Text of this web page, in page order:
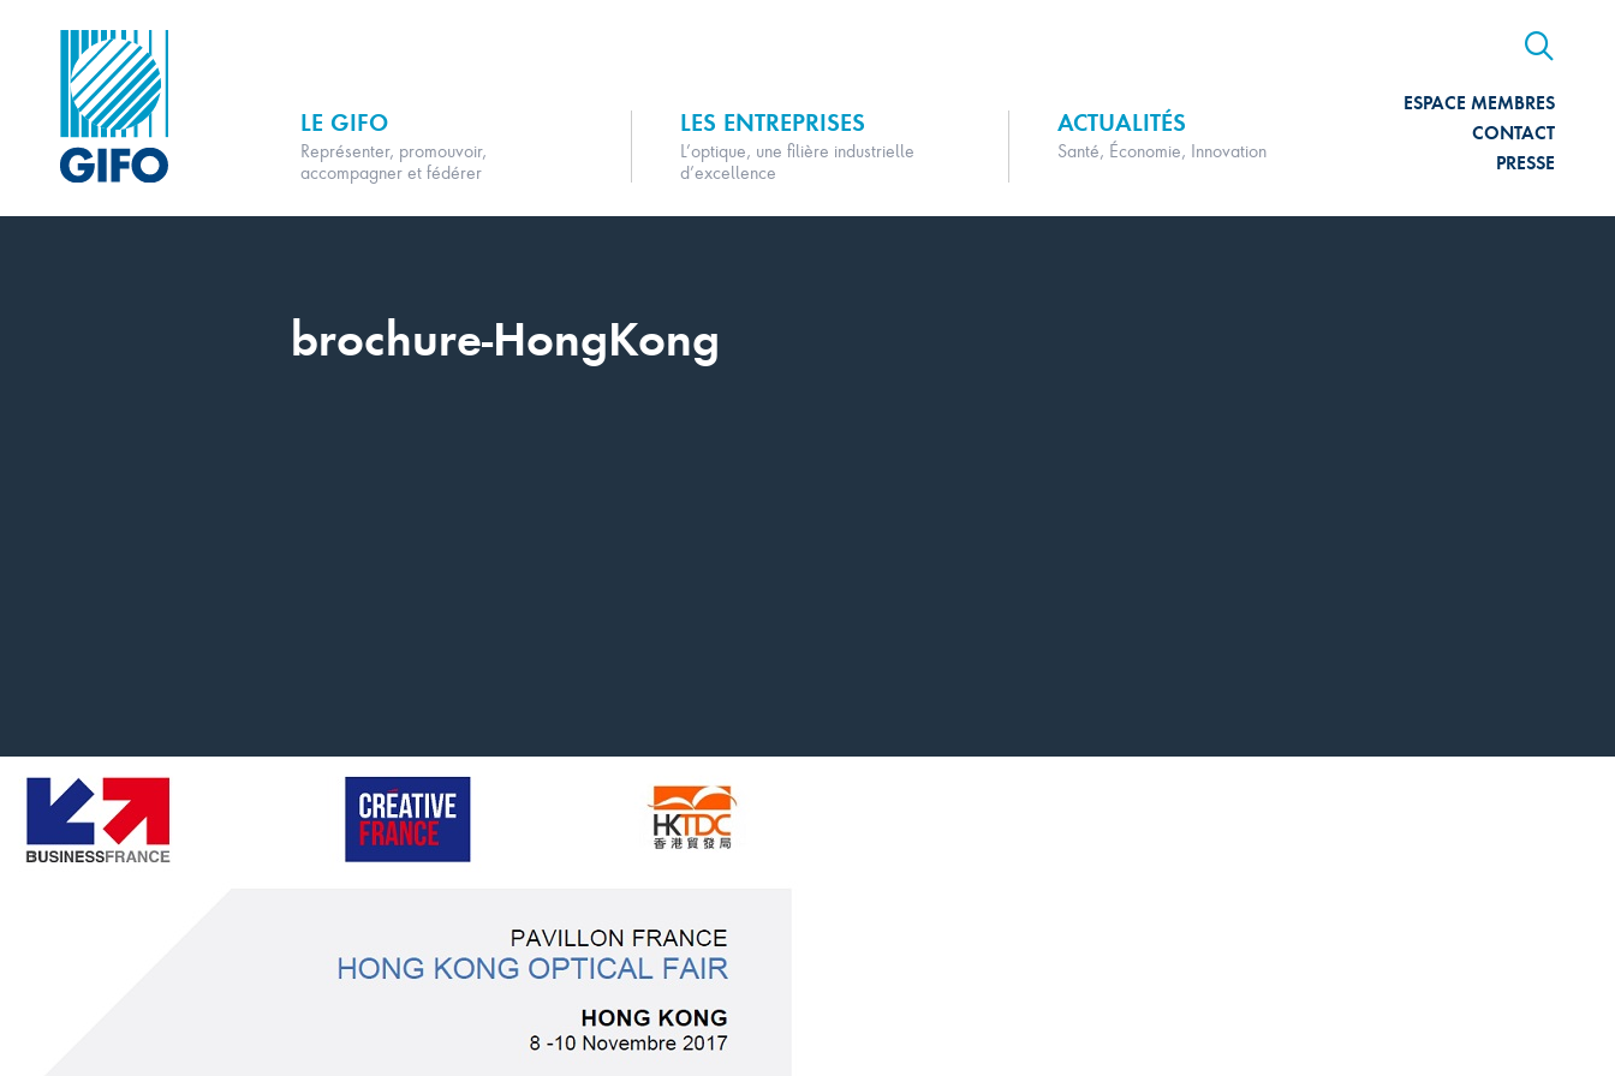
LE GIFO
Représenter, promouvoir,
accompagner et fédérer
LES ENTREPRISES
L’optique, une filière industrielle
d’excellence
ACTUALITÉS
Santé, Économie, Innovation
ESPACE MEMBRES
CONTACT
PRESSE
brochure-HongKong